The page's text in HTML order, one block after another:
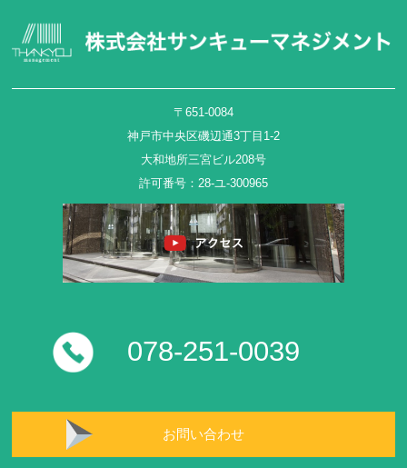
〒651-0084
神戸市中央区磯辺通3丁目1-2
大和地所三宮ビル208号
許可番号：28-ユ-300965
078-251-0039
お問い合わせ